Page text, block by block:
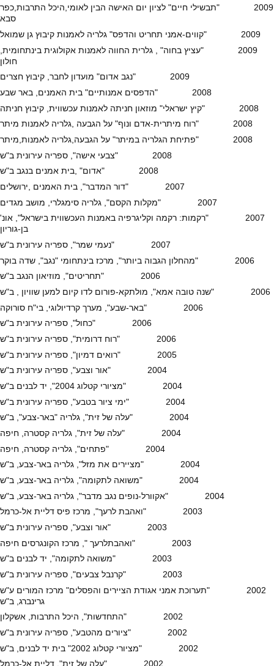
2009 "תבשילי חיים" לציון יום האישה הבין לאומי,היכל התרבות,כפר
סבא
2009 "קווים-אמני תחריט והדפס" גלריה לאמנות קיבוץ גן שמואל
2009 "עציץ בחוה" , גלרית החווה לאמנות אקולוגית בינתחומית,
חולון
2009 "נגב אדום" מועדון לחבר, קיבוץ חצרים
2008 "הדפסים אמנותיים" בית האמנים, באר שבע
2008 "קיץ ישראלי" מוזאון חניתה לאמנות עכשווית, קיבוץ חניתה
2008 "רוח מיתרית-אדם ונוף" על הגבעה ,גלריה לאמנות מיתר
2008 "פתיחת הגלריה במיתר" על הגבעה,גלריה לאמנות,מיתר
2008 "צבעי אישה", ספריה עירונית ב"ש
2008 "אדום" ,בית אמנים בנגב ב"ש
2007 "דור המדבר", בית האמנים ,ירושלים
2007 "מקלות הקסם", גלריה סימגלרי, מושב מגדים
2007 "רקמות: רקמה וקליגרפיה באמנות העכשווית בישראל", אונ'
בן-גוריון
2007 "נעמי שמר", ספריה עירונית ב"ש
2006 "מהחלון הגבוה ביותר", מרכז בינתחומי "נגב", שדה בוקר
2006 "תחריטים", מוזיאון הנגב ב"ש
2006 "שנה טובה אמא", מולתקא-פורום לדו קיום למען שוויון , ב"ש
2006 "באר-שבע", מערך קרדיולוגי, בי"ח סורוקה
2006 "כחול", ספריה עירונית ב"ש
2006 "רוח דרומית", ספריה עירונית ב"ש
2005 "רואים דמיון", ספריה עירונית ב"ש
2004 "אור וצבע", ספריה עירונית ב"ש
2004 "מציורי קטלוג 2004", יד לבנים ב"ש
2004 "ימי ציור בטבע", ספריה עירונית ב"ש
2004 "עלה של זית", גלריה "באר-צבע", ב"ש
2004 "עלה של זית", גלריה קסטרה, חיפה
2004 "פתחים", גלריה קסטרה, חיפה
2004 "מציירים את מזל", גלריה באר-צבע, ב"ש
2004 "משואה לתקומה", גלריה באר-צבע, ב"ש
2004 "אקוורל-נופים נגב מדבר", גלריה באר-צבע, ב"ש
2003 "ואהבת לרעך", מרכז פיס דליית אל-כרמל
2003 "אור וצבע", ספריה עירונית ב"ש
2003 "ואהבתלרעך ", מרכז הקונגרסים חיפה
2003 "משואה לתקומה", יד לבנים ב"ש
2003 "קרנבל צבעים", ספריה עירונית ב"ש
2002 "תערוכת אמני אגודת הציירים והפסלים" מרכז המורים ע"ש
גרינברג, ב"ש
2002 "התחדשות", היכל התרבות, אשקלון
2002 "ציורים מהטבע", ספריה עירונית ב"ש
2002 "מציורי קטלוג 2002" בית יד לבנים, ב"ש
2002 "עלה של זית", דליית אל-כרמל